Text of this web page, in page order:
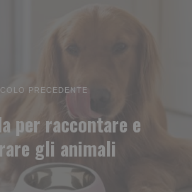
PRECEDENTE
per raccontare e
gli animali